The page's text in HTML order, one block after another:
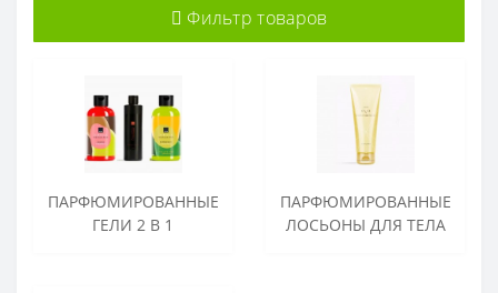
Фильтр товаров
ПАРФЮМИРОВАННЫЕ
ГЕЛИ 2 В 1
ПАРФЮМИРОВАННЫЕ
ЛОСЬОНЫ ДЛЯ ТЕЛА